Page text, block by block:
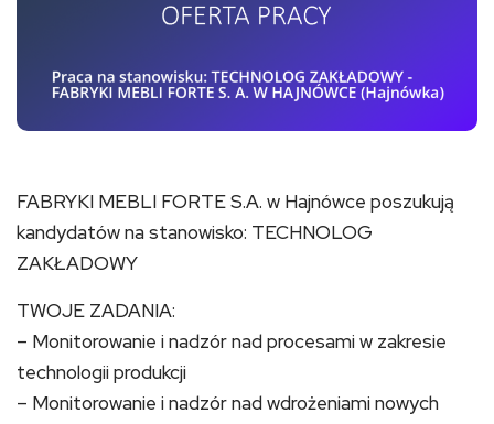
FABRYKI MEBLI FORTE S.A. w Hajnówce poszukują
kandydatów na stanowisko: TECHNOLOG
ZAKŁADOWY
TWOJE ZADANIA:
– Monitorowanie i nadzór nad procesami w zakresie
technologii produkcji
– Monitorowanie i nadzór nad wdrożeniami nowych